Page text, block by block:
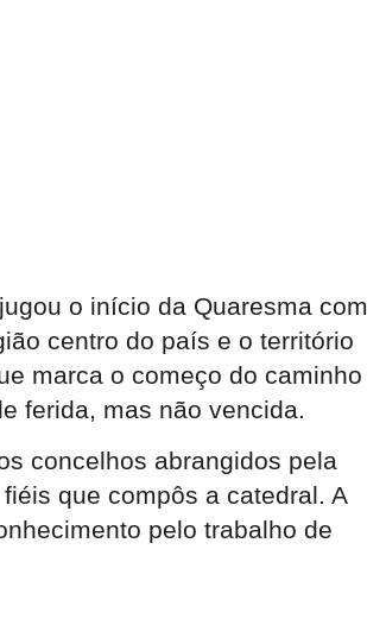
o início da Quaresma com
centro do país e o território
marca o começo do caminho
ferida, mas não vencida.
concelhos abrangidos pela
que compôs a catedral. A
pelo trabalho de